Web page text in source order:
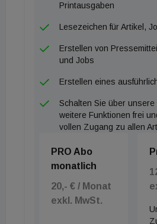
Printausgaben
Lesezeichen für Artikel,
Erstellen von
und Jobs
Erstellen eines
Schalten Sie über unsere
weitere Funktionen frei
vollen Zugang zu allen
PRO Abo
monatlich
20,- € / Monat
exkl. MwSt.